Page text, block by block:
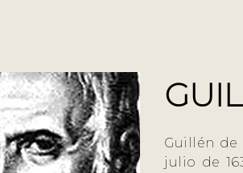
Guillén de
julio de